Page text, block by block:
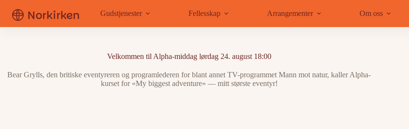
innholdet
Gudstjenester Fellesskap Arrangementer Om oss
Velkommen til Alpha-middag lørdag 24. august 18:00
Bear Grylls, den britiske eventyreren og programlederen for blant annet TV-programmet Mann mot natur, kaller Alpha-
kurset for «My biggest adventure» — mitt største eventyr!